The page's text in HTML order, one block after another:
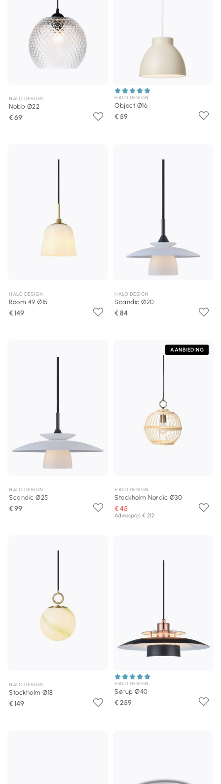
HALO DESIGN
Nobb Ø22
€ 69
HALO DESIGN
Object Ø16
€ 59
HALO DESIGN
Room 49 Ø15
€ 149
HALO DESIGN
Scandic Ø20
€ 84
HALO DESIGN
Scandic Ø25
€ 99
AANBIEDING
HALO DESIGN
Stockholm Nordic Ø30
€ 45
Adviesprijs € 212
HALO DESIGN
Stockholm Ø18
€ 149
HALO DESIGN
Sørup Ø40
€ 259